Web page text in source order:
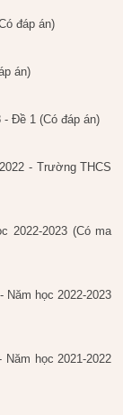
đáp án)
án)
Đề 1 (Có đáp án)
- Trường THCS
2022-2023 (Có ma
học 2022-2023
học 2021-2022